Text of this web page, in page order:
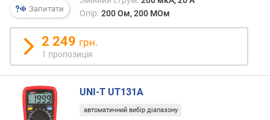
р
и
т
т
я
г
у
б
о
Запитати
Опір: 200 Ом, 200 МОм
2 249 грн.
1 пропозиція
UNI-T UT131A
автоматичний вибір діапазону